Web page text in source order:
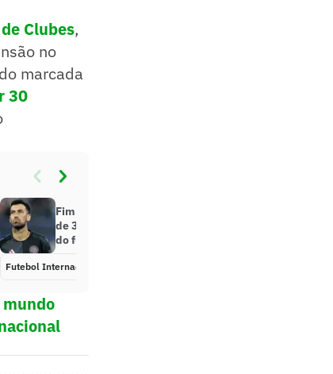
Clubes,
no
marcada
30
Fim de uma era: Sergio Busquets,
de 37 anos, anuncia aposentadoria
do futebol
Futebol Internacional